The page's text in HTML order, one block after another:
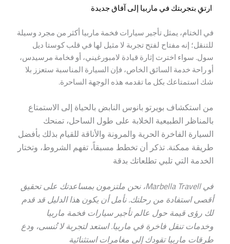
ارتقِ بتجربتك في ماربيا إلى آفاق جديدة
في الختام، يمثل تأجير سيارات فخمة ماربيا أكثر من مجرد وسيلة
للتنقل؛ إنه مفتاح لفتح تجربة لا مثيل لها في قلب كوستا ديل
سول. سواء اخترت إثارة قيادة لامبورغيني، أو فخامة مرسيدس،
أو راحة خدمة السائق الخاص، فإن السيارة المناسبة ستعزز بلا
شك استمتاعك بكل ما تقدمه هذه الوجهة الساحرة.
من استكشاف بويرتو بانوس النابض بالحياة إلى الاستمتاع
بالمناظر الطبيعية الخلابة على طول الساحل، تمنحك
السيارة الفاخرة الحرية والمرونة والأناقة للقيام بذلك بأفضل
طريقة ممكنة. تذكر أن تخطط مسبقاً، تفهم الشروط، وتختار
الخدمة التي تلبي تطلعاتك بدقة
في Marbella Travell، نحن ملتزمون بمساعدتك على تحقيق
أقصى استفادة من رحلتك. نأمل أن يكون هذا الدليل قد قدم
لك رؤى قيمة حول عالم تأجير سيارات فخمة ماربيا
وخدمات تنقل فاخرة في ماربيا. استعد لتجربة لا تُنسى، ودع
طرقات ماربيا تقودك إلى مغامرات استثنائية